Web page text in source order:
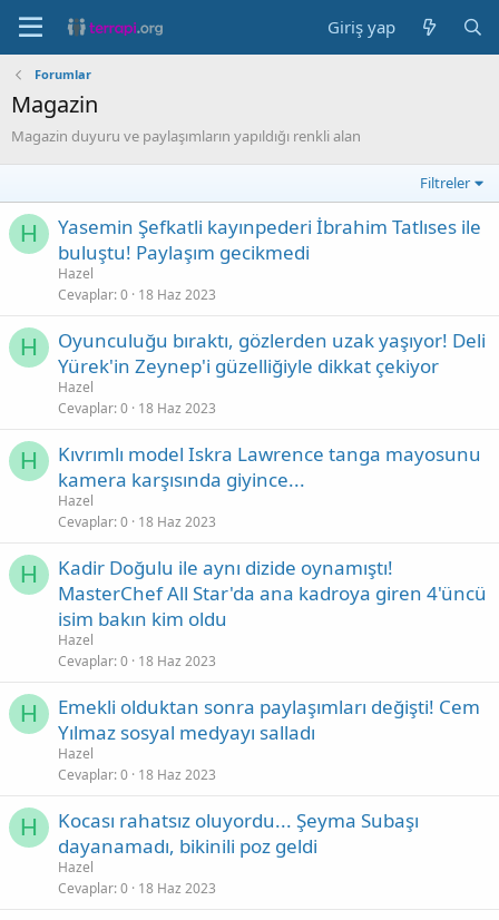
Giriş yap
Forumlar
Magazin
Magazin duyuru ve paylaşımların yapıldığı renkli alan
Filtreler
H
Yasemin Şefkatli kayınpederi İbrahim Tatlıses ile
buluştu! Paylaşım gecikmedi
Hazel
Cevaplar 0 18 Haz 2023
H
Oyunculuğu bıraktı, gözlerden uzak yaşıyor! Deli
Yürek'in Zeynep'i güzelliğiyle dikkat çekiyor
Hazel
Cevaplar 0 18 Haz 2023
H
Kıvrımlı model Iskra Lawrence tanga mayosunu
kamera karşısında giyince...
Hazel
Cevaplar 0 18 Haz 2023
H
Kadir Doğulu ile aynı dizide oynamıştı!
MasterChef All Star'da ana kadroya giren 4'üncü
isim bakın kim oldu
Hazel
Cevaplar 0 18 Haz 2023
H
Emekli olduktan sonra paylaşımları değişti! Cem
Yılmaz sosyal medyayı salladı
Hazel
Cevaplar 0 18 Haz 2023
H
Kocası rahatsız oluyordu... Şeyma Subaşı
dayanamadı, bikinili poz geldi
Hazel
Cevaplar 0 18 Haz 2023